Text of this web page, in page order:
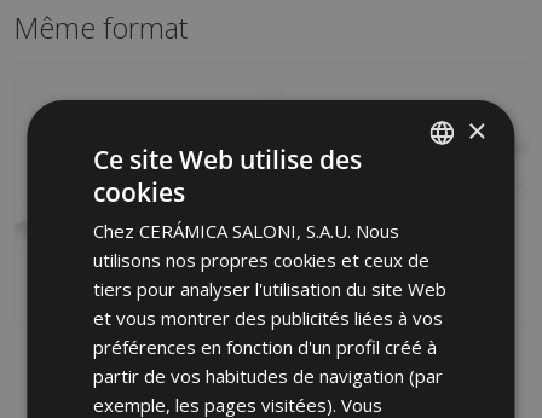
Même format
ATENEO BLANCO
BRILLO 30 X 60
HDB500 | 30x60
ATENEO BLANCO MATE
30 X 60
GVY500 | 30x60
ENGLISH
GERMAN
PORTUGUESE
×
Ce site Web utilise des
cookies
Chez CERÁMICA SALONI, S.A.U. Nous
utilisons nos propres cookies et ceux de
tiers pour analyser l'utilisation du site Web
et vous montrer des publicités liées à vos
préférences en fonction d'un profil créé à
partir de vos habitudes de navigation (par
exemple, les pages visitées). Vous